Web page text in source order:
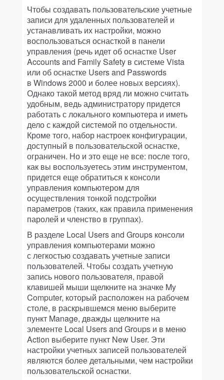
Чтобы создавать пользовательские учетные
записи для удаленных пользователей и
устанавливать их настройки, можно
воспользоваться оснасткой в панели
управления (речь идет об оснастке User
Accounts and Family Safety в системе Vista
или об оснастке Users and Passwords
в Windows 2000 и более новых версиях).
Однако такой метод вряд ли можно считать
удобным, ведь администратору придется
работать с локального компьютера и иметь
дело с каждой системой по отдельности.
Кроме того, набор настроек конфигурации,
доступный в пользовательской оснастке,
ограничен. Но и это еще не все: после того,
как вы воспользуетесь этим инструментом,
придется еще обратиться к консоли
управления компьютером для
осуществления тонкой подстройки
параметров (таких, как правила применения
паролей и членство в группах).
В разделе Local Users and Groups консоли
управления компьютерами можно
с легкостью создавать учетные записи
пользователей. Чтобы создать учетную
запись нового пользователя, правой
клавишей мыши щелкните на значке My
Computer, который расположен на рабочем
столе, в раскрывшемся меню выберите
пункт Manage, дважды щелкните на
элементе Local Users and Groups и в меню
Action выберите пункт New User. Эти
настройки учетных записей пользователей
являются более детальными, чем настройки
пользовательской оснастки.